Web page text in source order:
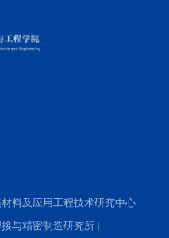
料及应用工程技术研究中心
与精密制造研究所